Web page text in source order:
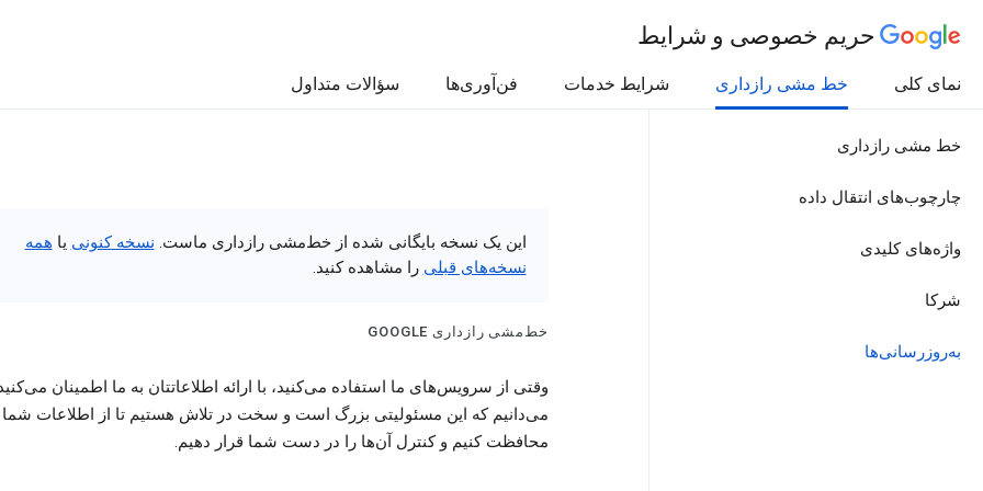
حریم خصوصی و شرایط
نمای کلی خط مشی رازداری شرایط خدمات فن‌آوری‌ها سؤالات متداول
خط مشی رازداری
چارچوب‌های انتقال داده
واژه‌های کلیدی
شرکا
به‌روزرسانی‌ها
این یک نسخه بایگانی شده از خط‌مشی رازداری ماست. نسخه کنونی یا همه
نسخه‌های قبلی را مشاهده کنید.
خط‌مشی رازداری GOOGLE
وقتی از سرویس‌های ما استفاده می‌کنید، با ارائه اطلاعاتتان به ما اطمینان
می‌دانیم که این مسئولیتی بزرگ است و سخت در تلاش هستیم تا از اطلاعات شما
محافظت کنیم و کنترل آن‌ها را در دست شما قرار دهیم.